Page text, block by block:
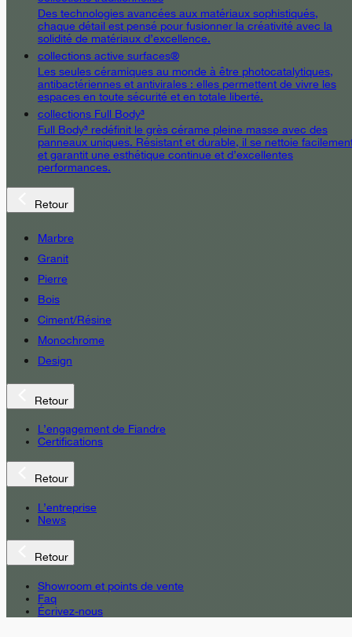
Des technologies avancées aux matériaux sophistiqués,
chaque détail est pensé pour fusionner la créativité avec la
solidité de matériaux d’excellence.
collections active surfaces®
Les seules céramiques au monde à être photocatalytiques,
antibactériennes et antivirales : elles permettent de vivre les
espaces en toute sécurité et en totale liberté.
collections Full Body³
Full Body³ redéfinit le grès cérame pleine masse avec des
panneaux uniques. Résistant et durable, il se nettoie
et garantit une esthétique continue et d’excellentes
performances.
Retour
Marbre
Granit
Pierre
Bois
Ciment/Résine
Monochrome
Design
Retour
L’engagement de Fiandre
Certifications
Retour
L’entreprise
News
Retour
Showroom et points de vente
Faq
Écrivez-nous